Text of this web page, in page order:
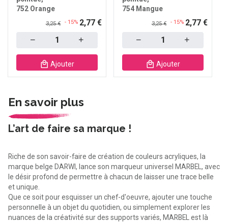
752 Orange
3,25 € - 15% 2,77 €
Ajouter
754 Mangue
3,25 € - 15% 2,77 €
Ajouter
En savoir plus
L’art de faire sa marque !
Riche de son savoir-faire de création de couleurs acryliques, la
marque belge DARWI, lance son marqueur universel MARBEL, avec
le désir profond de permettre à chacun de laisser une trace belle
et unique.
Que ce soit pour esquisser un chef-d'oeuvre, ajouter une touche
personnelle à un objet du quotidien, ou simplement explorer les
nuances de la créativité sur des supports variés, MARBEL est là